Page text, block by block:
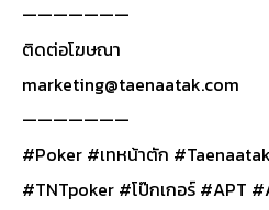
———————
ติดต่อโฆษณา
marketing@taenaatak.com
———————
#Poker #เทหน้าตัก
#TNTpoker #โป๊กเกอร์ #APT